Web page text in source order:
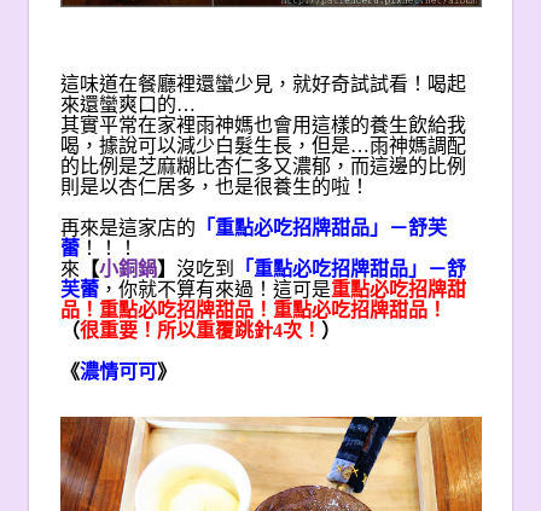
這味道在餐廳裡還蠻少見，就好奇試試看！喝起
來還蠻爽口的…
其實平常在家裡雨神媽也會用這樣的養生飲給我
喝，據說可以減少白髮生長，但是…雨神媽調配
的比例是芝麻糊比杏仁多又濃郁，而這邊的比例
則是以杏仁居多，也是很養生的啦！
再來是這家店的 「重點必吃招牌甜品」－舒芙
蕾！！！
來 【小銅鍋】 沒吃到
「重點必吃招牌甜品」－舒
芙蕾，你就不算有來過！這可是重點必吃招牌甜
品！重點必吃招牌甜品！重點必吃招牌甜品！
（很重要！所以重覆跳針4次！ ）
《濃情可可》